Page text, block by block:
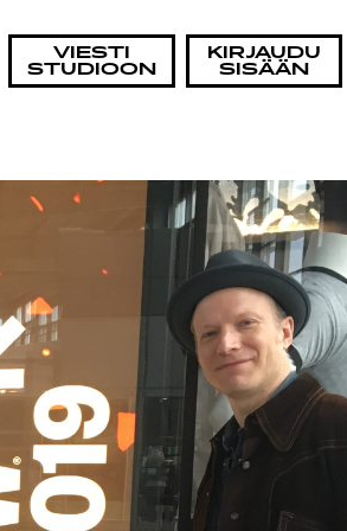
VIESTI
STUDIOON
KIRJAUDU
SISÄÄN